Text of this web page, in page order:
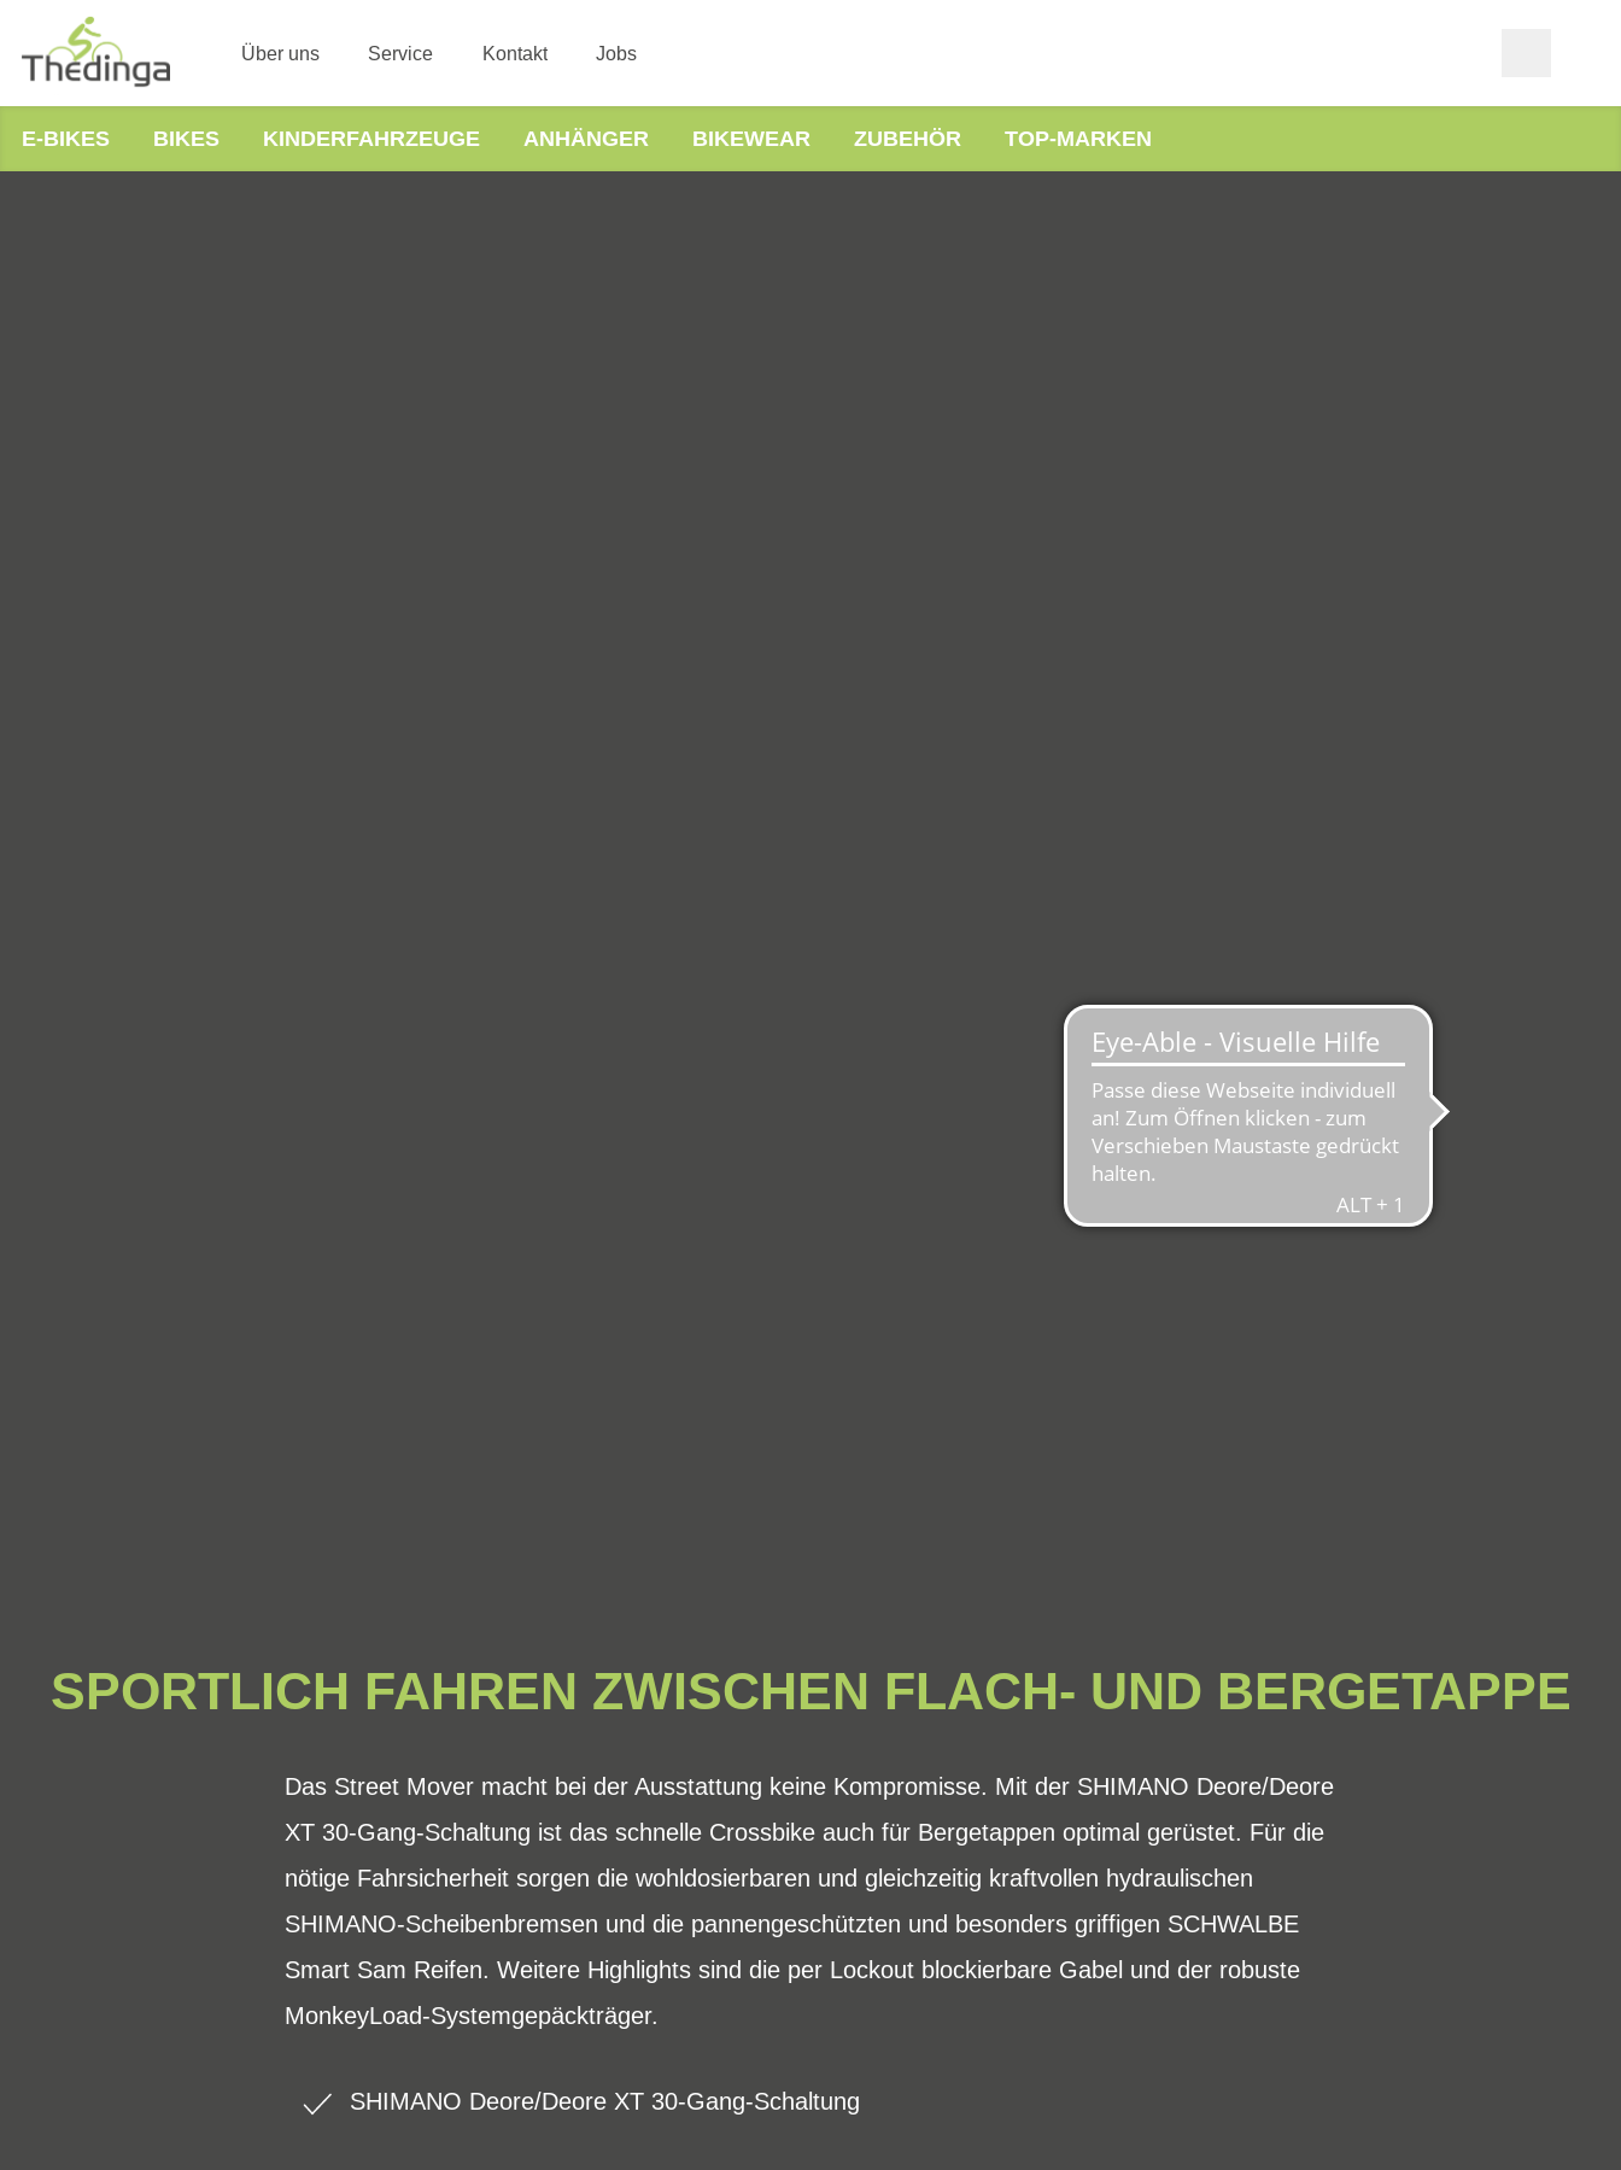
Über uns Service Kontakt Jobs
E-BIKES BIKES KINDERFAHRZEUGE ANHÄNGER BIKEWEAR ZUBEHÖR TOP-MARKEN
SPORTLICH FAHREN ZWISCHEN FLACH- UND BERGETAPPE
Das Street Mover macht bei der Ausstattung keine Kompromisse. Mit der SHIMANO Deore/Deore
XT 30-Gang-Schaltung ist das schnelle Crossbike auch für Bergetappen optimal gerüstet. Für die
nötige Fahrsicherheit sorgen die wohldosierbaren und gleichzeitig kraftvollen hydraulischen
SHIMANO-Scheibenbremsen und die pannengeschützten und besonders griffigen SCHWALBE
Smart Sam Reifen. Weitere Highlights sind die per Lockout blockierbare Gabel und der robuste
MonkeyLoad-Systemgepäckträger.
SHIMANO Deore/Deore XT 30-Gang-Schaltung